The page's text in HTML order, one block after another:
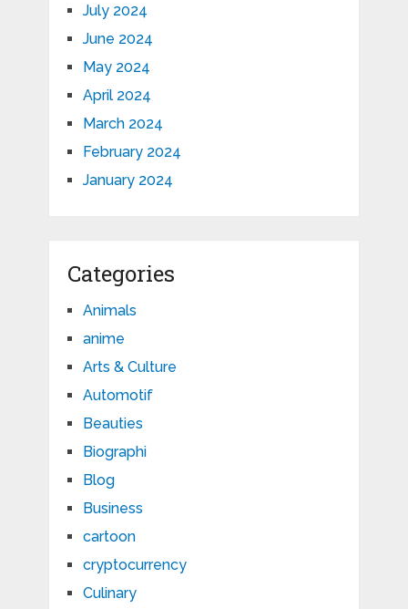
July 2024
June 2024
May 2024
April 2024
March 2024
February 2024
January 2024
Categories
Animals
anime
Arts & Culture
Automotif
Beauties
Biographi
Blog
Business
cartoon
cryptocurrency
Culinary